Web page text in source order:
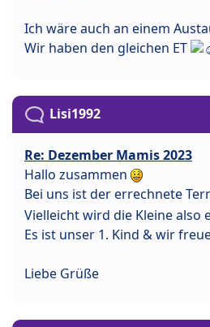
Ich wäre auch an einem
Wir haben den gleichen ET
Lisi1992
Re: Dezember Mamis 2023
Hallo zusammen
Bei uns ist der errechnete
Vielleicht wird die Kleine also
Es ist unser 1. Kind & wir
Liebe Grüße